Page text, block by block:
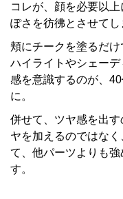
コレが、顔を必要以
ぽさを彷彿とさせてし
頬にチークを塗るだ
ハイライトやシェー
感を意識するのが、
に。
併せて、ツヤ感を出
ヤを加えるのではな
て、他パーツよりも
す。